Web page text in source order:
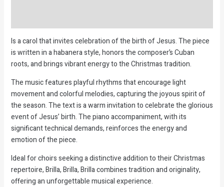
Is a carol that invites celebration of the birth of Jesus. The piece
is written in a habanera style, honors the composer’s Cuban
roots, and brings vibrant energy to the Christmas tradition.
The music features playful rhythms that encourage light
movement and colorful melodies, capturing the joyous spirit of
the season. The text is a warm invitation to celebrate the glorious
event of Jesus’ birth. The piano accompaniment, with its
significant technical demands, reinforces the energy and
emotion of the piece.
Ideal for choirs seeking a distinctive addition to their Christmas
repertoire, Brilla, Brilla, Brilla combines tradition and originality,
offering an unforgettable musical experience.